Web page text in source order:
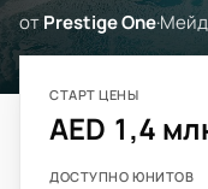
отPrestige One·
СТАРТ ЦЕНЫ
AED 1,4
ДОСТУПНО ЮНИТОВ